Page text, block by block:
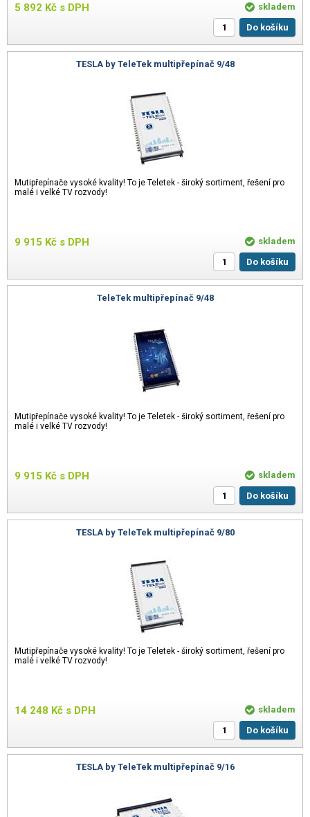
5 892 Kč s DPH
skladem
Do košíku
TESLA by TeleTek multipřepínač 9/48
Mutipřepínače vysoké kvality! To je Teletek - široký sortiment, řešení pro
malé i velké TV rozvody!
9 915 Kč s DPH
skladem
Do košíku
TeleTek multipřepínač 9/48
Mutipřepínače vysoké kvality! To je Teletek - široký sortiment, řešení pro
malé i velké TV rozvody!
9 915 Kč s DPH
skladem
Do košíku
TESLA by TeleTek multipřepínač 9/80
Mutipřepínače vysoké kvality! To je Teletek - široký sortiment, řešení pro
malé i velké TV rozvody!
14 248 Kč s DPH
skladem
Do košíku
TESLA by TeleTek multipřepínač 9/16